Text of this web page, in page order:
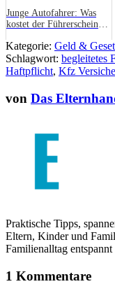
Junge Autofahrer: Was
kostet der Führerschein
Kfz-Versicherung sparen?
Kategorie: Geld &
Schlagwort: begleitetes
Haftpflicht, Kfz
von Das
Praktische Tipps,
Eltern, Kinder und
Familienalltag
1 Kommentare